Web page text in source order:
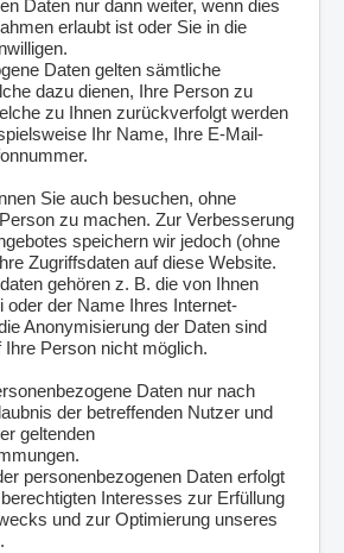
Daten nur dann weiter, wenn dies
erlaubt ist oder Sie in die
Daten gelten sämtliche
dazu dienen, Ihre Person zu
zu Ihnen zurückverfolgt werden
Ihr Name, Ihre E-Mail-
Sie auch besuchen, ohne
zu machen. Zur Verbesserung
speichern wir jedoch (ohne
Zugriffsdaten auf diese Website.
gehören z. B. die von Ihnen
oder der Name Ihres Internet-
Anonymisierung der Daten sind
Person nicht möglich.
Daten nur nach
der betreffenden Nutzer und
geltenden
personenbezogenen Daten erfolgt
Interesses zur Erfüllung
und zur Optimierung unseres